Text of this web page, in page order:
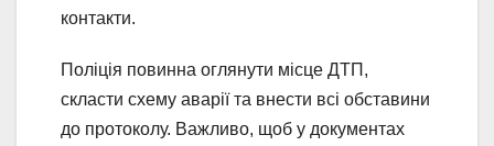
контакти.
Поліція повинна оглянути місце ДТП,
скласти схему аварії та внести всі обставини
до протоколу. Важливо, щоб у документах